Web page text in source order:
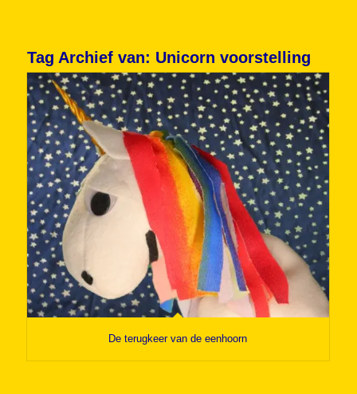
Tag Archief van: Unicorn voorstelling
De terugkeer van de eenhoorn